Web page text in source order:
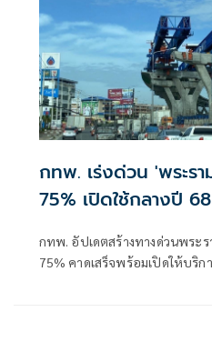
กทพ. เร่งด่วน 'พระร
75% เปิดใช้กลางปี 68
กทพ. อัปเดตสร้างทางด่วนพระ
75% คาดเสร็จพร้อมเปิดให้บริก